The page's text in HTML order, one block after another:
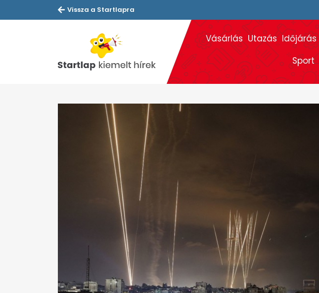
Vissza a Startlapra
Vásárlás Utazás Időjárás
Sport